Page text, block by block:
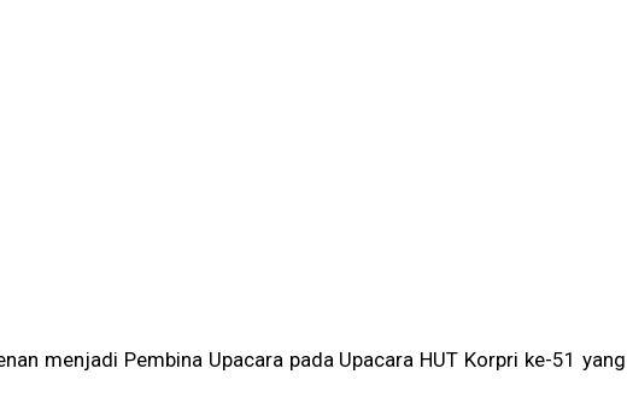
menjadi Pembina Upacara pada Upacara HUT Korpri ke-51